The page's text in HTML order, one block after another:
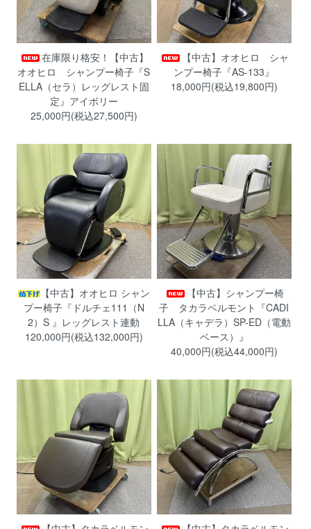
在庫限り格安！【中古】
オオヒロ シャンプー椅子『S
ELLA（セラ）レッグレスト固
定』アイボリー
25,000円(税込27,500円)
【中古】オオヒロ シャ
ンプー椅子『AS-133』
18,000円(税込19,800円)
【中古】オオヒロ シャン
プー椅子『ドルチェ111（N
2）S 』レッグレスト連動
120,000円(税込132,000円)
【中古】シャンプー椅
子 タカラベルモント『CADI
LLA（キャデラ）SP-ED（電動
ベース）』
40,000円(税込44,000円)